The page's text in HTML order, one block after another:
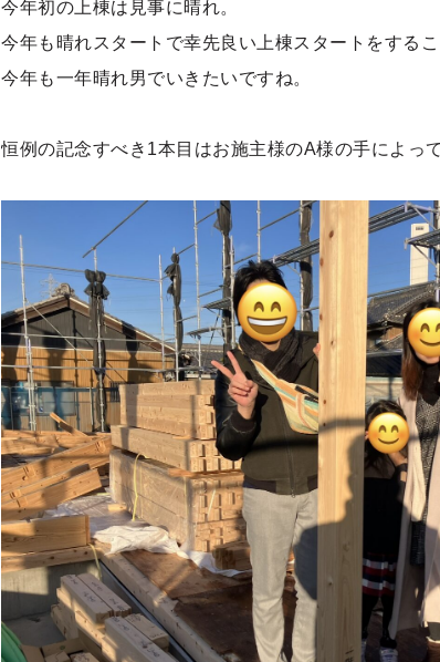
今年初の上棟は見事に晴れ。
今年も晴れスタートで幸先良い上棟スタートをするこ
今年も一年晴れ男でいきたいですね。
恒例の記念すべき1本目はお施主様のA様の手によっ